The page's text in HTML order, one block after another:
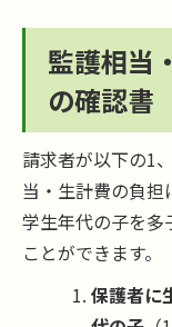
監護相当
の確認書
請求者が以下の1
当・生計費の負
学生年代の子を多
ことができます。
保護者に